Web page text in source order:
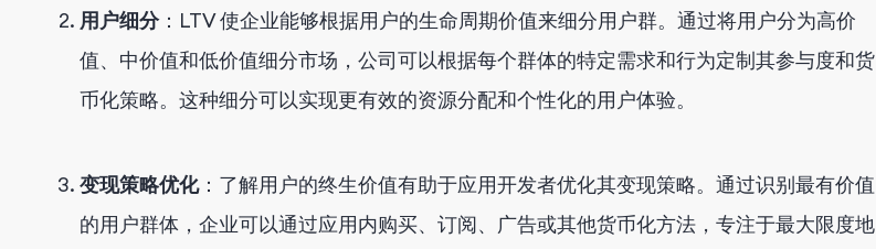
用户细分：LTV 使企业能够根据用户的生命周期价值来细分用户群。通过将用户分为高价
值、中价值和低价值细分市场，公司可以根据每个群体的特定需求和行为定制其参与度和货
币化策略。这种细分可以实现更有效的资源分配和个性化的用户体验。
变现策略优化：了解用户的终生价值有助于应用开发者优化其变现策略。通过识别最有价值
的用户群体，企业可以通过应用内购买、订阅、广告或其他货币化方法，专注于最大限度地